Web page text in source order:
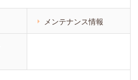
メンテナンス情報